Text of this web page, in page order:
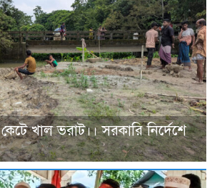
খাল ভরাট।। সরকারি নির্দেশে